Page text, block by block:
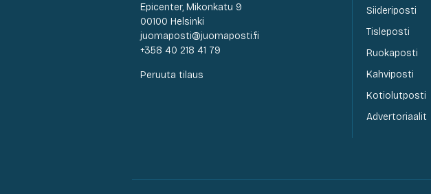
Epicenter, Mikonkatu 9
00100 Helsinki
juomaposti@juomaposti.fi
+358 40 218 41 79
Peruuta tilaus
Siideriposti
Tisleposti
Ruokaposti
Kahviposti
Kotiolutposti
Advertoriaalit